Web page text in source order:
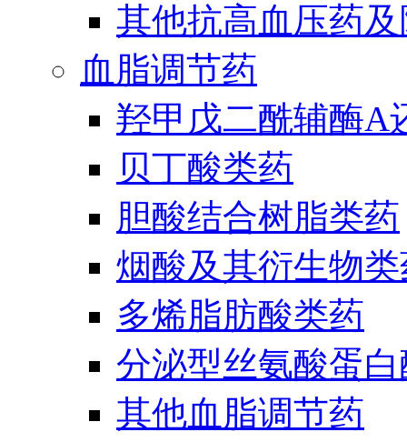
其他抗高血压药
血脂调节药
羟甲戊二酰辅酶A
贝丁酸类药
胆酸结合树脂类药
烟酸及其衍生物
多烯脂肪酸类药
分泌型丝氨酸蛋
其他血脂调节药